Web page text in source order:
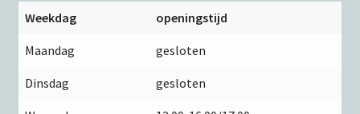
Weekdag openingstijd
Maandag gesloten
Dinsdag gesloten